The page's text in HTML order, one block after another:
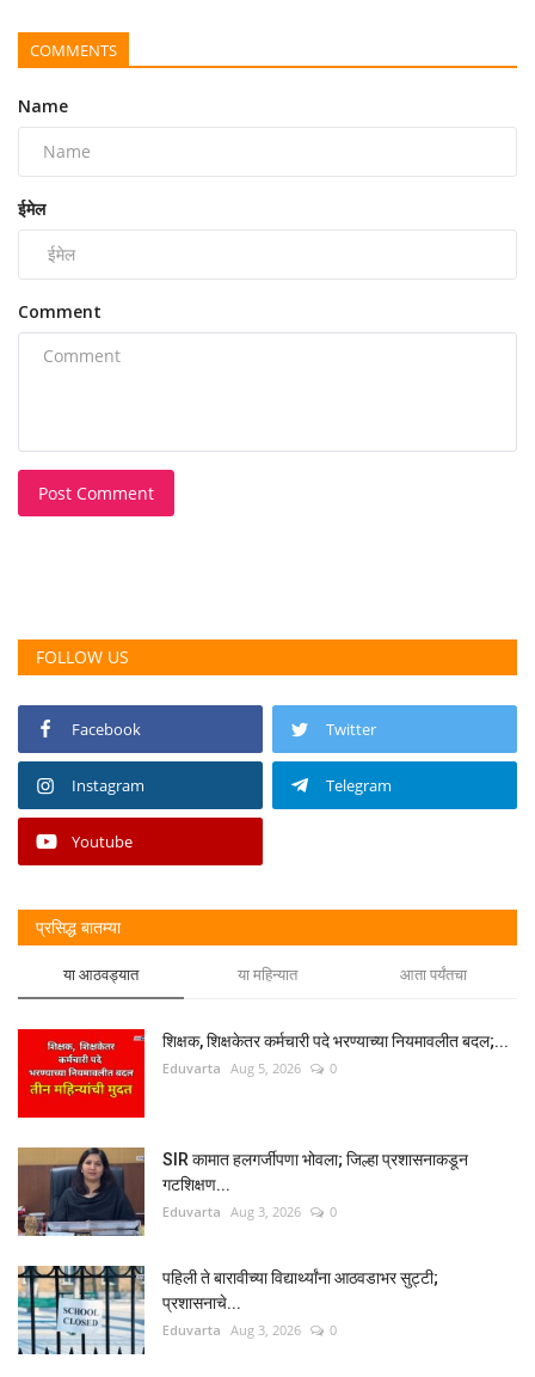
COMMENTS
Name
ईमेल
Comment
Post Comment
FOLLOW US
Facebook Twitter
Instagram Telegram
Youtube
प्रसिद्ध बातम्या
या आठवड्यात या महिन्यात आता पर्यंतचा
शिक्षक, शिक्षकेतर कर्मचारी पदे भरण्याच्या नियमावलीत बदल;...
Eduvarta Aug 5, 2026 0
SIR कामात हलगर्जीपणा भोवला; जिल्हा प्रशासनाकडून
गटशिक्षण...
Eduvarta Aug 3, 2026 0
पहिली ते बारावीच्या विद्यार्थ्यांना आठवडाभर सुट्टी;
प्रशासनाचे...
Eduvarta Aug 3, 2026 0